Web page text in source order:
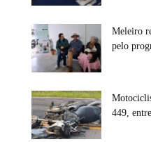
Meleiro
pelo
449,